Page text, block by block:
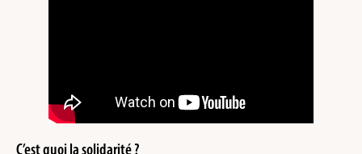
C’est quoi la solidarité ?